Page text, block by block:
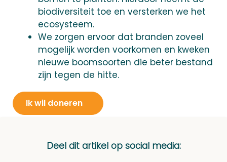
biodiversiteit toe en versterken we het
ecosysteem.
We zorgen ervoor dat branden zoveel
mogelijk worden voorkomen en kweken
nieuwe boomsoorten die beter bestand
zijn tegen de hitte.
Ik wil doneren
Deel dit artikel op social media: